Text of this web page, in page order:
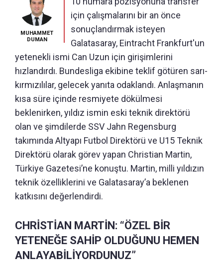
MUHAMMET
DUMAN
için çalışmalarını bir an önce
sonuçlandırmak isteyen
Galatasaray, Eintracht Frankfurt'un
yetenekli ismi Can Uzun için girişimlerini
hızlandırdı. Bundesliga ekibine teklif götüren sarı-
kırmızılılar, gelecek yanıta odaklandı. Anlaşmanın
kısa süre içinde resmiyete dökülmesi
beklenirken, yıldız ismin eski teknik direktörü
olan ve şimdilerde SSV Jahn Regensburg
takımında Altyapı Futbol Direktörü ve U15 Teknik
Direktörü olarak görev yapan Christian Martin,
Türkiye Gazetesi’ne konuştu. Martin, milli yıldızın
teknik özelliklerini ve Galatasaray’a beklenen
katkısını değerlendirdi.
CHRİSTİAN MARTİN: “ÖZEL BİR
YETENEĞE SAHİP OLDUĞUNU HEMEN
ANLAYABİLİYORDUNUZ”